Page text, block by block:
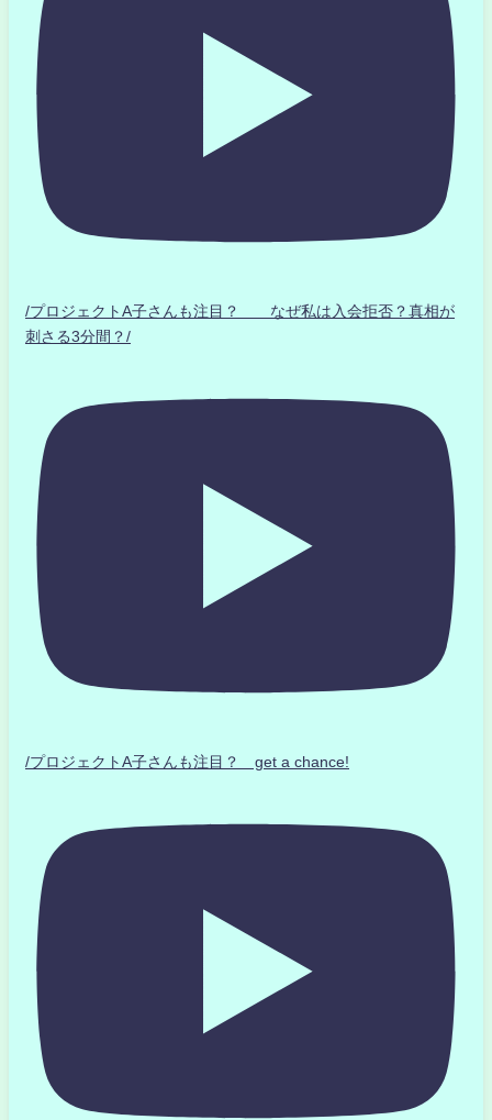
/プロジェクトA子さんも注目？ なぜ私は入会拒否？真相が
刺さる3分間？/
/プロジェクトA子さんも注目？ get a chance!